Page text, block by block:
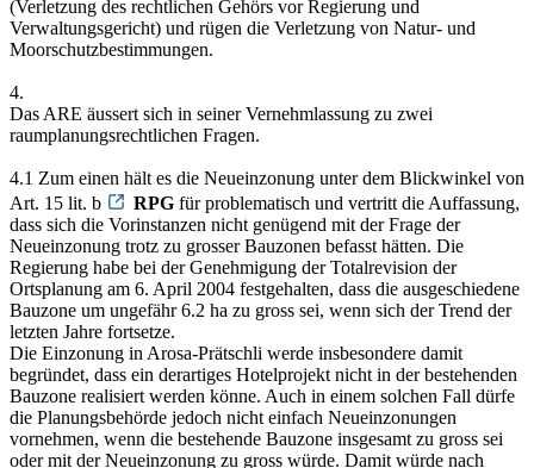
(Verletzung des rechtlichen Gehörs vor Regierung und
Verwaltungsgericht) und rügen die Verletzung von Natur- und
Moorschutzbestimmungen.
4.
Das ARE äussert sich in seiner Vernehmlassung zu zwei
raumplanungsrechtlichen Fragen.
4.1 Zum einen hält es die Neueinzonung unter dem Blickwinkel von
Art. 15 lit. b
RPG für problematisch und vertritt die Auffassung,
dass sich die Vorinstanzen nicht genügend mit der Frage der
Neueinzonung trotz zu grosser Bauzonen befasst hätten. Die
Regierung habe bei der Genehmigung der Totalrevision der
Ortsplanung am 6. April 2004 festgehalten, dass die ausgeschiedene
Bauzone um ungefähr 6.2 ha zu gross sei, wenn sich der Trend der
letzten Jahre fortsetze.
Die Einzonung in Arosa-Prätschli werde insbesondere damit
begründet, dass ein derartiges Hotelprojekt nicht in der bestehenden
Bauzone realisiert werden könne. Auch in einem solchen Fall dürfe
die Planungsbehörde jedoch nicht einfach Neueinzonungen
vornehmen, wenn die bestehende Bauzone insgesamt zu gross sei
oder mit der Neueinzonung zu gross würde. Damit würde nach